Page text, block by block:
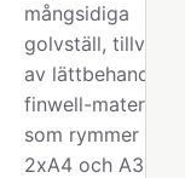
mångsidiga
golvställ,
av lättbehandlat
finwell-material,
som rymmer
2xA4 och A3-